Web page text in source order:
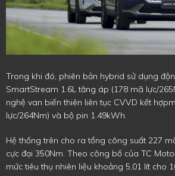
Trong khi đó, phiên bản hybrid sử dụng
SmartStream 1.6L tăng áp (178 mã lực/
nghệ van biến thiên liên tục CVVD kết
lực/264Nm) và bộ pin 1.49kWh.
Hệ thống trên cho ra tổng công suất 227
cực đại 350Nm. Theo công bố của TC
mức tiêu thụ nhiên liệu khoảng 5,01 lít cho